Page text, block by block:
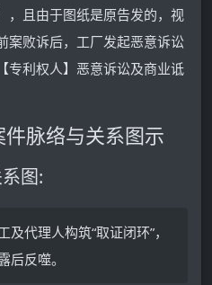
，且由于图纸是原告发的，视
案败诉后，工厂发起恶意诉讼
专利权人】恶意诉讼及商业诋
脉络与关系图示
图:
代理人构筑“取证闭环”，
后反噬。